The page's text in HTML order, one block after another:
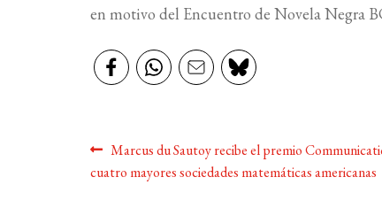
en motivo del Encuentro de Novela Negra
Navegación
de
Anterior:
Marcus du Sautoy recibe el premio
cuatro mayores sociedades matemáticas americanas